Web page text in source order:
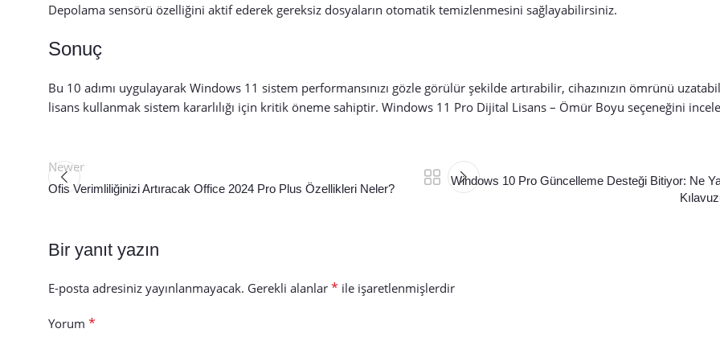
Depolama sensörü özelliğini aktif ederek gereksiz dosyaların otomatik temizlenmesini sağlayabilirsiniz.
Sonuç
Bu 10 adımı uygulayarak Windows 11 sistem performansınızı gözle görülür şekilde artırabilir, cihazınızın ömrünü
lisans kullanmak sistem kararlılığı için kritik öneme sahiptir. Windows 11 Pro Dijital Lisans – Ömür Boyu seçeneğini
Newer
Ofis Verimliliğinizi Artıracak Office 2024 Pro Plus Özellikleri Neler?
Windows 10 Pro Güncelleme Desteği Bitiyor: Ne
Bir yanıt yazın
E-posta adresiniz yayınlanmayacak. Gerekli alanlar * ile işaretlenmişlerdir
Yorum *